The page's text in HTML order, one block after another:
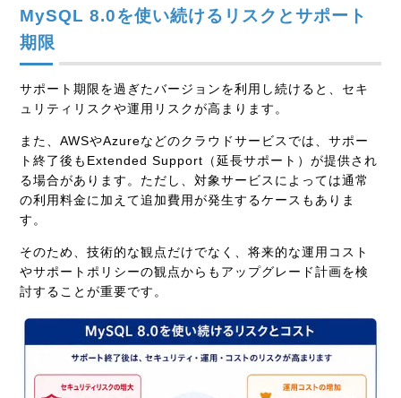
MySQL 8.0を使い続けるリスクとサポート
期限
サポート期限を過ぎたバージョンを利用し続けると、セキ
ュリティリスクや運用リスクが高まります。
また、AWSやAzureなどのクラウドサービスでは、サポー
ト終了後もExtended Support（延長サポート）が提供され
る場合があります。ただし、対象サービスによっては通常
の利用料金に加えて追加費用が発生するケースもありま
す。
そのため、技術的な観点だけでなく、将来的な運用コスト
やサポートポリシーの観点からもアップグレード計画を検
討することが重要です。